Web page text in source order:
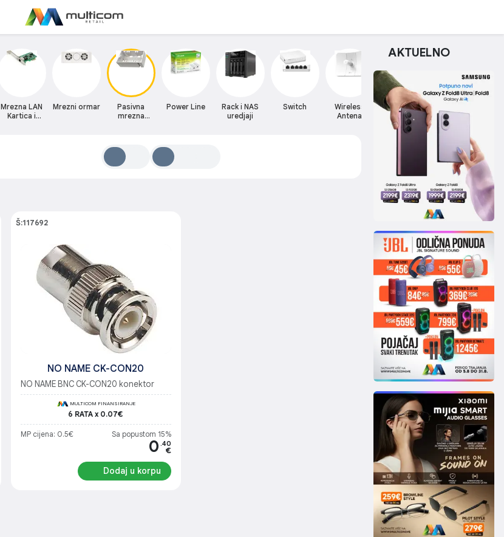
Mrezna LAN
Kartica i
Mrezni ormar
Pasivna
mrezna
Power Line
Rack i NAS
uredjaji
Switch
Wireless
Antena
Wireless
Kartica
Router
Š:117692
NO NAME CK-CON20
NO NAME BNC CK-CON20 konektor
MULTICOM FINANSIRANJE
6 RATA x 0.07€
MP cijena: 0.5€ Sa popustom 15%
0 .40
€
Dodaj u korpu
AKTUELNO